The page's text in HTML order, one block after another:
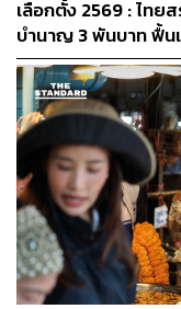
กราดยิงหนอง
เลือกตั้ง 2569 : ไทย
บำนาญ 3 พันบาท ฟื้น